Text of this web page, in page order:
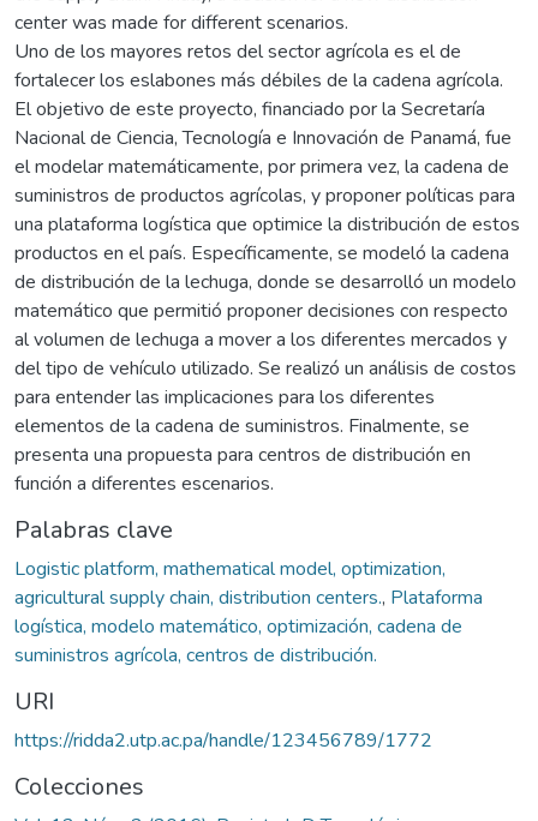
center was made for different scenarios.
Uno de los mayores retos del sector agrícola es el de
fortalecer los eslabones más débiles de la cadena agrícola.
El objetivo de este proyecto, financiado por la Secretaría
Nacional de Ciencia, Tecnología e Innovación de Panamá, fue
el modelar matemáticamente, por primera vez, la cadena de
suministros de productos agrícolas, y proponer políticas para
una plataforma logística que optimice la distribución de estos
productos en el país. Específicamente, se modeló la cadena
de distribución de la lechuga, donde se desarrolló un modelo
matemático que permitió proponer decisiones con respecto
al volumen de lechuga a mover a los diferentes mercados y
del tipo de vehículo utilizado. Se realizó un análisis de costos
para entender las implicaciones para los diferentes
elementos de la cadena de suministros. Finalmente, se
presenta una propuesta para centros de distribución en
función a diferentes escenarios.
Palabras clave
Logistic platform, mathematical model, optimization,
agricultural supply chain, distribution centers., Plataforma
logística, modelo matemático, optimización, cadena de
suministros agrícola, centros de distribución.
URI
https://ridda2.utp.ac.pa/handle/123456789/1772
Colecciones